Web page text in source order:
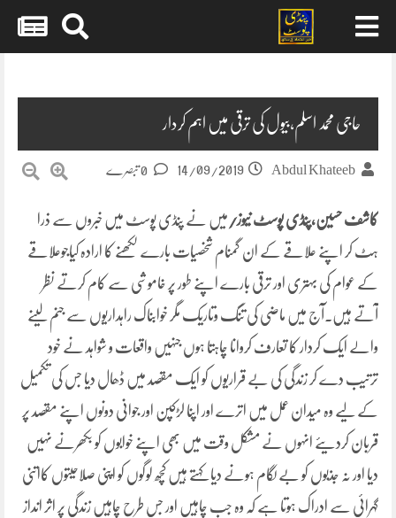
حاجی محمد اسلم،بیول کی ترقی میں اہم کردار
Abdul Khateeb
14/09/2019
کاشف حسین،پنڈی پوسٹ نیوز/ میں نے پنڈی پوسٹ میں خبروں سے ذرا
ہٹ کر اپنے علاقے کے ان گمنام شخصیات بارے لکھنے کا ارادہ کیاجوعلاقے
کے عوام کی بہتری اور ترقی بارے اپنے طور پر خاموشی سے کام کرتے نظر
آتے ہیں۔آج میں ماضی کی تنگ وتاریک مگر خوابناک راہداریوں سے جنم لینے
والے ایک کردار کا تعارف کروانا چاہتا ہوں جنہیں واقعات و شواہد نے خود
ترتیب دے کر زندگی کی بے قراریوں کو ایک مقصد میں ڈھال دیا جس کی تکمیل
کے لیے وہ میدان عمل میں اترے اور اپنا لڑکپن اور جوانی دونوں اپنے مقصد پر
قربان کردیئے انہوں نے مشکل وقت میں بھی اپنے خوابوں کو بکھرنے نہیں
دیا اور نہ جذبوں کو بے لگام ہونے دیا کہتے ہیں کچھ لوگوں کو اپنی صلاحیتوں کااتنی
گہرائی سے ادراک ہوتا ہے کہ وہ جب چاہیں اور جس طرح چاہیں زندگی پر اثر انداز